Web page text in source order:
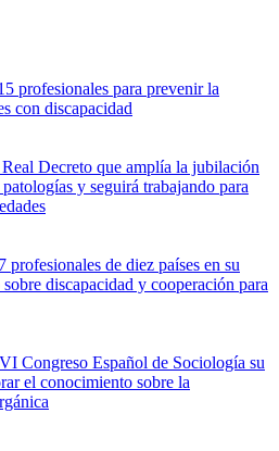
profesionales para prevenir la
con discapacidad
Decreto que amplía la jubilación
y seguirá trabajando para
de diez países en su
discapacidad y cooperación para
Congreso Español de Sociología su
el conocimiento sobre la